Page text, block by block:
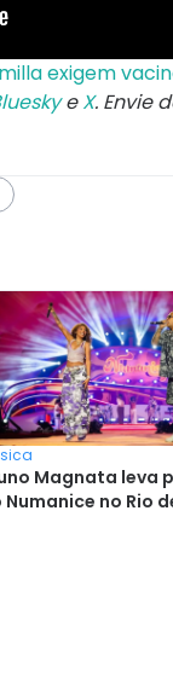
exigem
eX. Envie
Magnata leva
Numanice no Rio